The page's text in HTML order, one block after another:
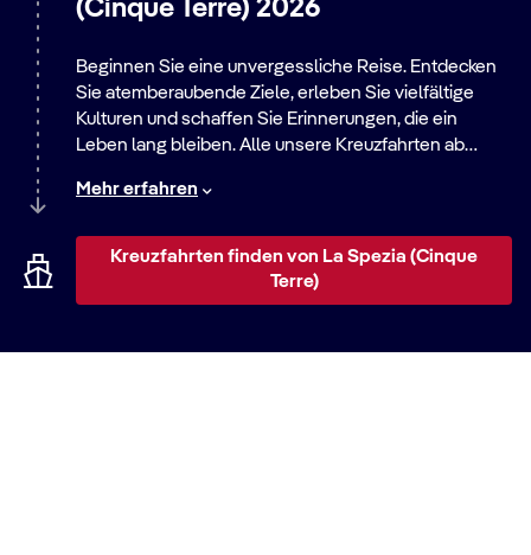
(Cinque Terre) 2026
Beginnen Sie eine unvergessliche Reise. Entdecken
Sie atemberaubende Ziele, erleben Sie vielfältige
Kulturen und schaffen Sie Erinnerungen, die ein
Leben lang bleiben. Alle unsere Kreuzfahrten ab
von entspannten Strandaufenthalten bis zu
Mehr erfahren
Kreuzfahrten finden von La Spezia (Cinque
Terre)